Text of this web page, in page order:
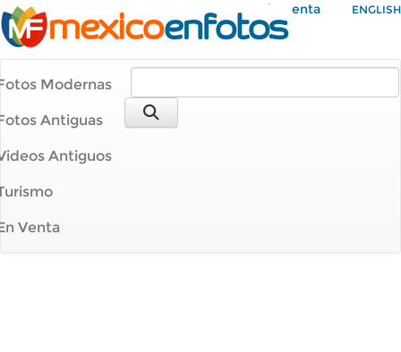
Mi Cuenta ENGLISH
Modernas
Antiguas
Antiguos
Venta